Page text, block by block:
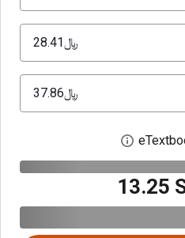
﷼‎28.41
﷼‎37.86
افتح مربع حوار